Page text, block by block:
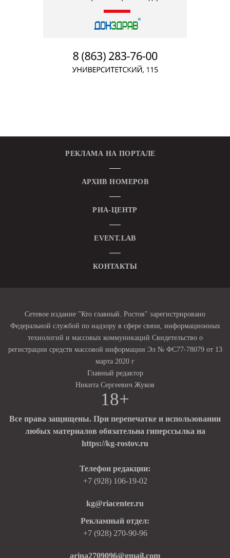
РЕКЛАМА НА ПОРТАЛЕ
АРХИВ НОМЕРОВ
РИА-ЦЕНТР
EVENT.LAB
КОНТАКТЫ
Сетевое издание "Кто главный. Ростов" зарегистрировано
Федеральной службой по надзору в сфере связи, информационных
технологий и массовых коммуникаций Свидетельство о
регистрации средств массовой информации Эл № ФС77-78079 от 13
марта 2020 г
Главный редактор
Никита Сергеевич Жуков
18+
Все права защищены. При перепечатке и использовании
любых материалов обязательна гиперссылка на
https://kg-rostov.ru
Телефон редакции:
+7 (928) 106-19-02
kg@riacenter.ru
Рекламный отдел:
+7 (928) 270-90-96
arina2709096@gmail.com